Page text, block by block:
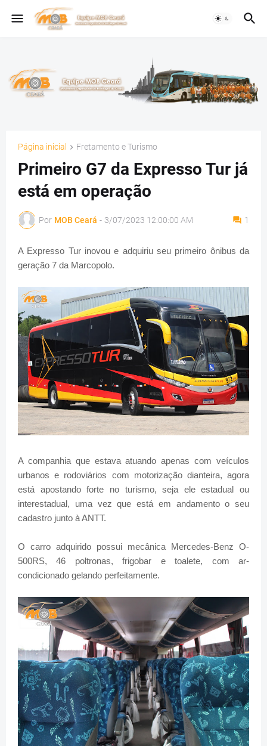
Página inicial Fretamento e Turismo
Primeiro G7 da Expresso Tur já
está em operação
Por MOB Ceará - 3/07/2023 12:00:00 AM 1
A Expresso Tur inovou e adquiriu seu primeiro ônibus da
geração 7 da Marcopolo.
A companhia que estava atuando apenas com veículos
urbanos e rodoviários com motorização dianteira, agora
está apostando forte no turismo, seja ele estadual ou
interestadual, uma vez que está em andamento o seu
cadastro junto à ANTT.
O carro adquirido possui mecânica Mercedes-Benz O-
500RS, 46 poltronas, frigobar e toalete, com ar-
condicionado gelando perfeitamente.